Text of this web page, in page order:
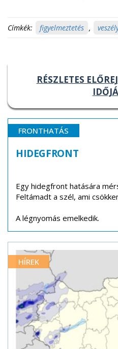
Címkék: figyelmeztetés ,
RÉSZLETES
FRONTHATÁS
HIDEGFRONT
Egy hidegfront hatására
Feltámadt a szél, ami
A légnyomás emelkedik.
HÍREK